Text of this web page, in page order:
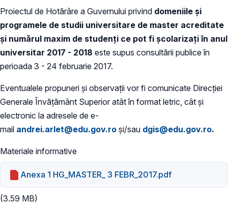
Proiectul de Hotărâre a Guvernului privind domeniile şi
programele de studii universitare de master acreditate
şi numărul maxim de studenţi ce pot fi şcolarizaţi în anul
universitar 2017 - 2018 este supus consultării publice în
perioada 3 - 24 februarie 2017.
Eventualele propuneri și observații vor fi comunicate Direcției
Generale Învățământ Superior atât în format letric, cât și
electronic la adresele de e-
mail andrei.arlet@edu.gov.ro și/sau dgis@edu.gov.ro.
Materiale informative
Anexa 1 HG_MASTER_ 3 FEBR_2017.pdf
(3.59 MB)